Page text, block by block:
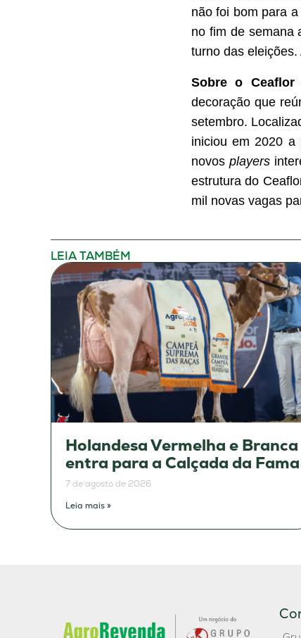
não foi bom para
no fim de semana
turno das eleições.
Sobre o Ceaflor
decoração que
setembro.
iniciou em 2020 a
novos players
estrutura do
mil novas vagas
LEIA TAMBÉM
Holandesa Vermelha e Branca
entra para a Calçada da Fama
7 de agosto de 2026
Leia mais »